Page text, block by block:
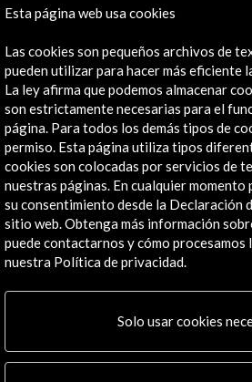
Contacta
info@accioncultural.es
+34 91 700 4000
José Abascal, 4 - 4º
28003 Madrid, España
Canales de contacto
Explora
Institucional
Actividades
Programa PICE
Residencias
Multimedia
Esta página web usa cookies
Las cookies son pequeños archivos de
pueden utilizar para hacer más eficiente
La ley afirma que podemos almacenar
son estrictamente necesarias para el
página. Para todos los demás tipos de
permiso. Esta página utiliza tipos
cookies son colocadas por servicios de
nuestras páginas. En cualquier
su consentimiento desde la Declaración
sitio web. Obtenga más información
puede contactarnos y cómo procesamos
nuestra Política de privacidad.
Solo usar cookies